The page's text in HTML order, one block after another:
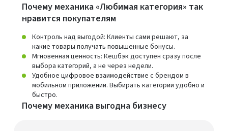
Почему механика «Любимая категория» так
нравится покупателям
Контроль над выгодой: Клиенты сами решают, за
какие товары получать повышенные бонусы.
Мгновенная ценность: Кешбэк доступен сразу после
выбора категорий, а не через недели.
Удобное цифровое взаимодействие с брендом в
мобильном приложении. Выбирать категории удобно и
быстро.
Почему механика выгодна бизнесу